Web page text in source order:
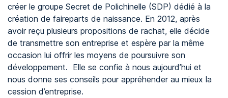
créer le groupe Secret de Polichinelle (SDP) dédié à la
création de faireparts de naissance. En 2012, après
avoir reçu plusieurs propositions de rachat, elle décide
de transmettre son entreprise et espère par la même
occasion lui offrir les moyens de poursuivre son
développement. Elle se confie à nous aujourd’hui et
nous donne ses conseils pour appréhender au mieux la
cession d’entreprise.